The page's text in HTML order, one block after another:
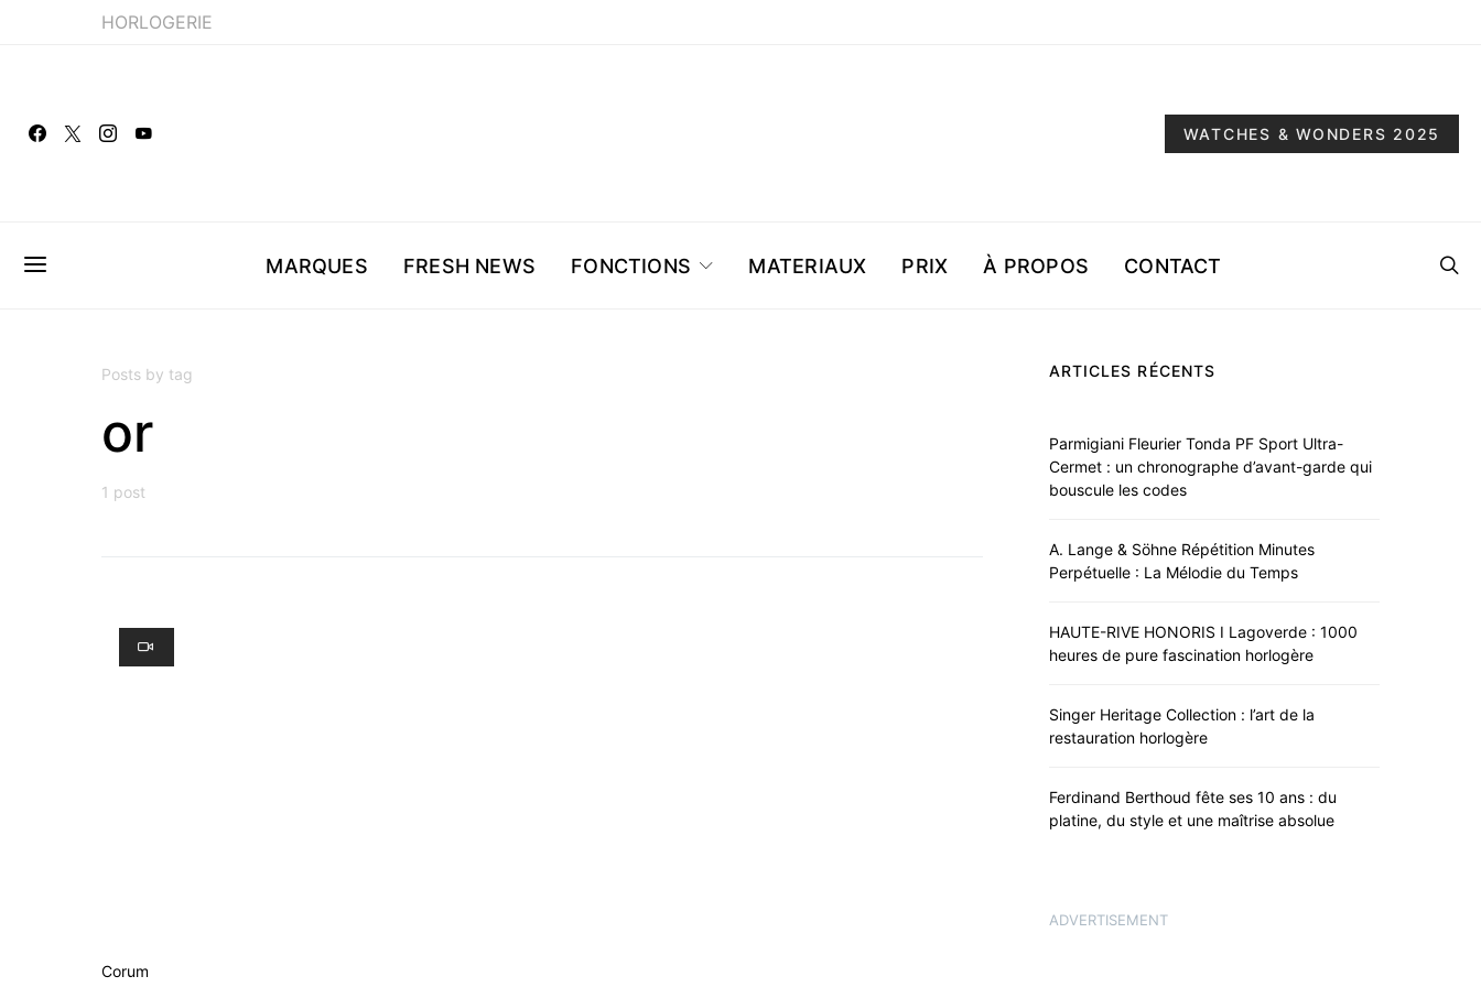
HORLOGERIE
WATCHES & WONDERS 2025
MARQUES FRESH NEWS FONCTIONS MATERIAUX PRIX À PROPOS CONTACT
Posts by tag
or
1 post
Corum
ARTICLES RÉCENTS
Parmigiani Fleurier Tonda PF Sport Ultra-
Cermet : un chronographe d’avant-garde qui
bouscule les codes
A. Lange & Söhne Répétition Minutes
Perpétuelle : La Mélodie du Temps
HAUTE-RIVE HONORIS I Lagoverde : 1000
heures de pure fascination horlogère
Singer Heritage Collection : l’art de la
restauration horlogère
Ferdinand Berthoud fête ses 10 ans : du
platine, du style et une maîtrise absolue
ADVERTISEMENT